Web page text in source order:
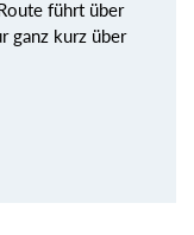
führt über
ganz kurz über